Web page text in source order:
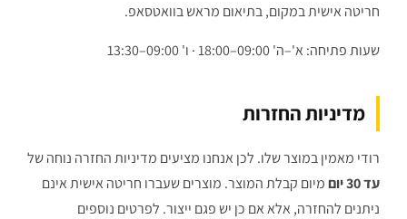
חריטה אישית במקום, בתיאום מראש בוואטסאפ.
שעות פתיחה: א'–ה' 09:00–18:00 · ו' 09:00–13:30
מדיניות החזרות
רודי מאמין במוצר שלו. לכן אנחנו מציעים מדיניות החזרה נוחה של
עד 30 יום
מיום קבלת המוצר. מוצרים שעברו חריטה אישית אינם
ניתנים להחזרה, אלא אם כן יש פגם ייצור. לפרטים נוספים